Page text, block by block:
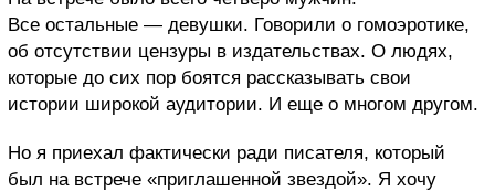
Все остальные — девушки. Говорили о гомоэротике,
об отсутствии цензуры в издательствах. О людях,
которые до сих пор боятся рассказывать свои
истории широкой аудитории. И еще о многом другом.
Но я приехал фактически ради писателя, который
был на встрече «приглашенной звездой». Я хочу